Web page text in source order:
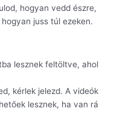
hogyan vedd észre,
juss túl ezeken.
lesznek feltöltve, ahol
kérlek jelezd. A videók
lesznek, ha van rá